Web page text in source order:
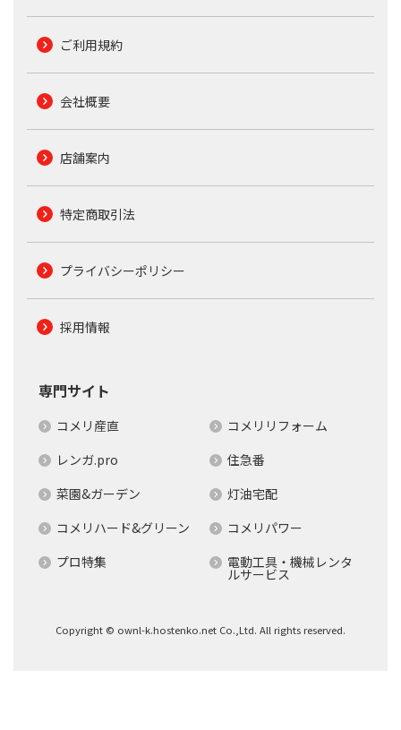
ご利用規約
会社概要
店舗案内
特定商取引法
プライバシーポリシー
採用情報
専門サイト
コメリ産直
コメリリフォーム
レンガ.pro
住急番
菜園&ガーデン
灯油宅配
コメリハード&グリーン
コメリパワー
プロ特集
電動工具・機械レンタ
ルサービス
Copyright © ownl-k.hostenko.net Co.,Ltd. All rights reserved.